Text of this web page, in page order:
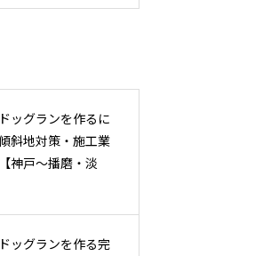
ッグランを作るに
斜地対策・施工業
神戸〜播磨・淡
ッグランを作る完